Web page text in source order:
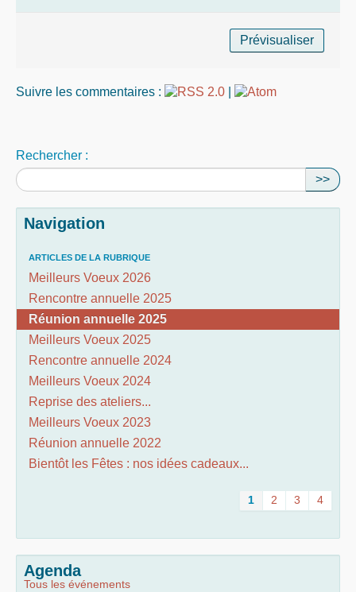
Suivre les commentaires :
Rechercher :
>>
Navigation
ARTICLES DE LA RUBRIQUE
Meilleurs Voeux 2026
Rencontre annuelle 2025
Réunion annuelle 2025
Meilleurs Voeux 2025
Rencontre annuelle 2024
Meilleurs Voeux 2024
Reprise des ateliers...
Meilleurs Voeux 2023
Réunion annuelle 2022
Bientôt les Fêtes : nos idées cadeaux...
1 2 3 4
Agenda
Tous les événements